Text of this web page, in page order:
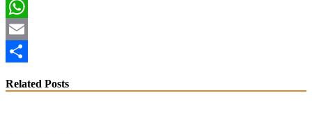
Twitter
WhatsApp
Email
Related Posts